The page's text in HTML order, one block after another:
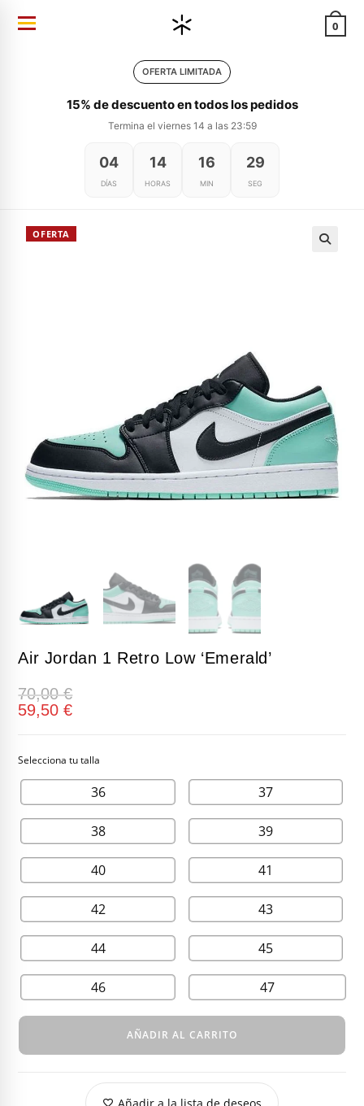
0
OFERTA LIMITADA
15% de descuento en todos los pedidos
Termina el viernes 14 a las 23:59
04
DÍAS
14
HORAS
16
MIN
29
SEG
OFERTA
Air Jordan 1 Retro Low ‘Emerald’
70,00€
59,50€
36 37
38 39
40 41
42 43
44 45
46 47
AÑADIR AL CARRITO